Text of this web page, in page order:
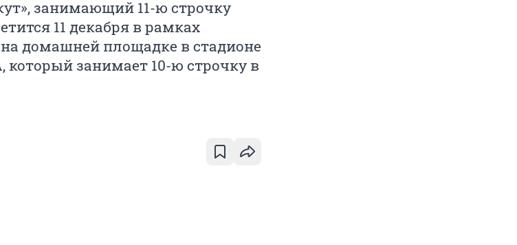
занимающий 11-ю строчку
11 декабря в рамках
домашней площадке в стадионе
занимает 10-ю строчку в